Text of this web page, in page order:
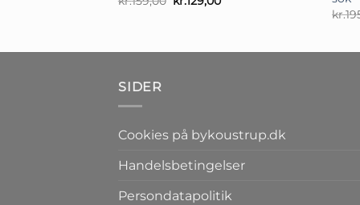
oprindelige
kr.
SIDER
Cookies på bykoustrup.dk
Handelsbetingelser
Persondatapolitik